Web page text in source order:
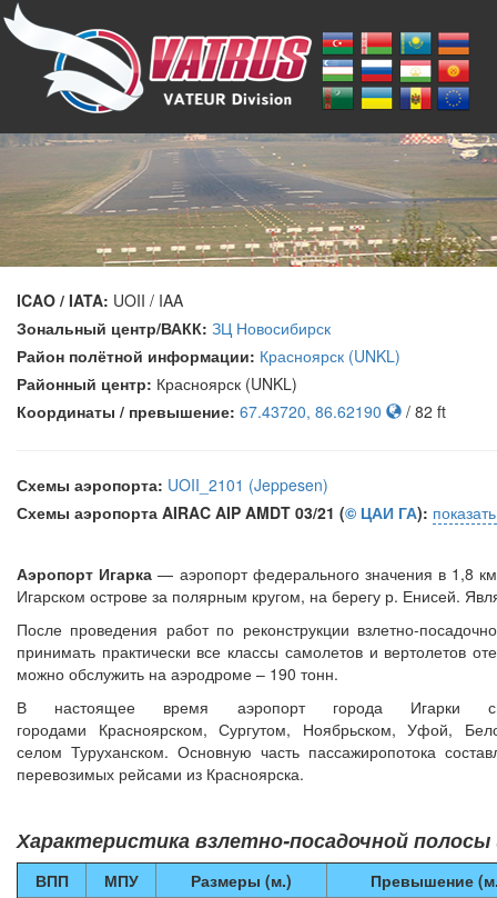
ICAO / IATA: UOII / IAA
Зональный центр/ВАКК: ЗЦ Новосибирск
Район полётной информации: Красноярск (UNKL)
Районный центр: Красноярск (UNKL)
Координаты / превышение: 67.43720, 86.62190 / 82 ft
Схемы аэропорта: UOII_2101 (Jeppesen)
Схемы аэропорта AIRAC AIP AMDT 03/21 (© ЦАИ ГА):
Аэропорт Игарка — аэропорт федерального значения в 1,8
Игарском острове за полярным кругом, на берегу р. Енисей.
После проведения работ по реконструкции взлетно-
принимать практически все классы самолетов и вертолетов
можно обслужить на аэродроме – 190 тонн.
В настоящее время аэропорт города Игарки
городами Красноярском, Сургутом, Ноябрьском, Уфой,
селом Туруханском. Основную часть пассажиропотока
перевозимых рейсами из Красноярска.
Характеристика взлетно-посадочной полосы
ВПП МПУ Размеры (м.)
Превышение